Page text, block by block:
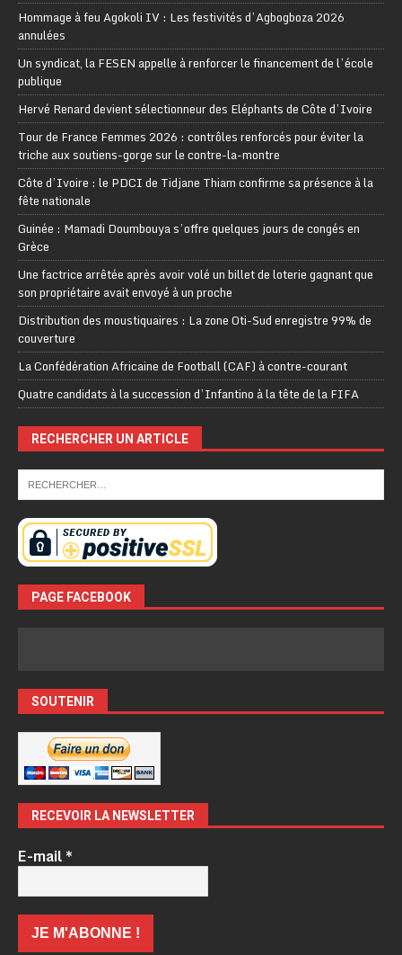
Hommage à feu Agokoli IV : Les festivités d’Agbogboza 2026
annulées
Un syndicat, la FESEN appelle à renforcer le financement de l’école
publique
Hervé Renard devient sélectionneur des Eléphants de Côte d’Ivoire
Tour de France Femmes 2026 : contrôles renforcés pour éviter la
triche aux soutiens-gorge sur le contre-la-montre
Côte d’Ivoire : le PDCI de Tidjane Thiam confirme sa présence à la
fête nationale
Guinée : Mamadi Doumbouya s’offre quelques jours de congés en
Grèce
Une factrice arrêtée après avoir volé un billet de loterie gagnant que
son propriétaire avait envoyé à un proche
Distribution des moustiquaires : La zone Oti-Sud enregistre 99% de
couverture
La Confédération Africaine de Football (CAF) à contre-courant
Quatre candidats à la succession d’Infantino à la tête de la FIFA
RECHERCHER UN ARTICLE
PAGE FACEBOOK
SOUTENIR
RECEVOIR LA NEWSLETTER
E-mail*